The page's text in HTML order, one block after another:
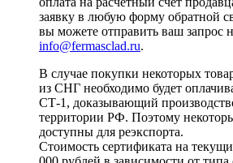
заявку в любую форму обратной
вы можете отправить ваш запрос
info@fermasclad.ru.
В случае покупки некоторых
из СНГ необходимо будет
СТ-1, доказывающий
территории РФ. Поэтому
доступны для реэкспорта.
Стоимость сертификата на